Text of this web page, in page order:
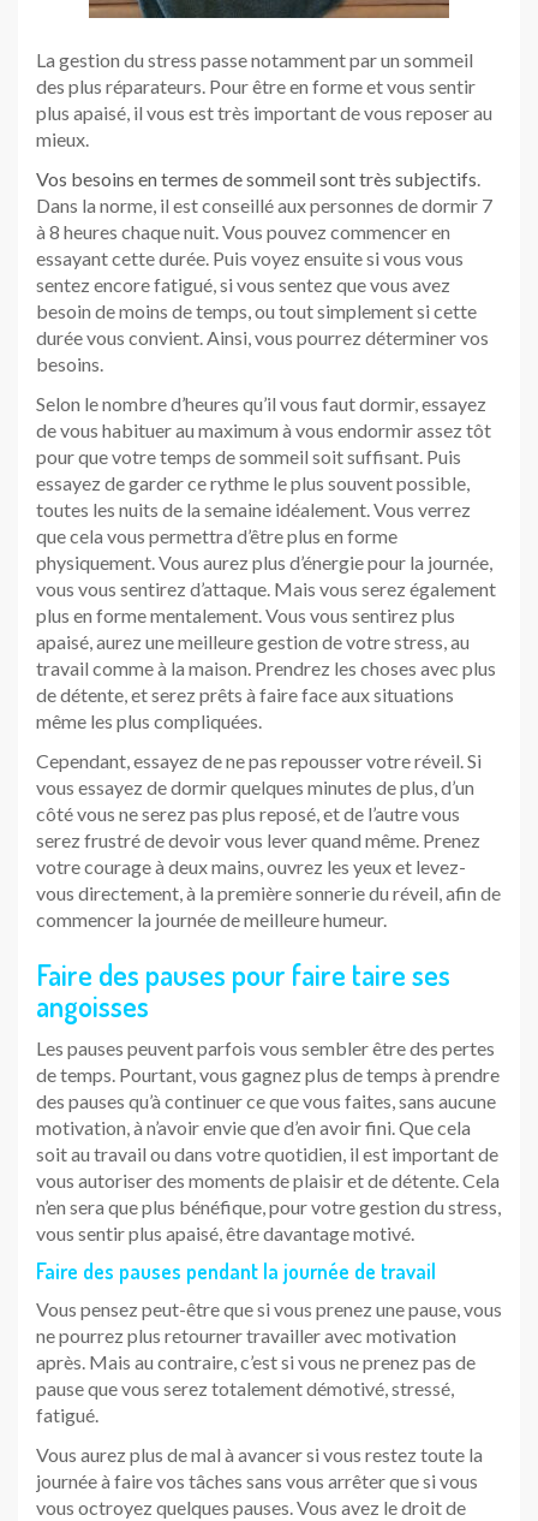
La gestion du stress passe notamment par un sommeil
des plus réparateurs. Pour être en forme et vous sentir
plus apaisé, il vous est très important de vous reposer au
mieux.
Vos besoins en termes de sommeil sont très subjectifs.
Dans la norme, il est conseillé aux personnes de dormir 7
à 8 heures chaque nuit. Vous pouvez commencer en
essayant cette durée. Puis voyez ensuite si vous vous
sentez encore fatigué, si vous sentez que vous avez
besoin de moins de temps, ou tout simplement si cette
durée vous convient. Ainsi, vous pourrez déterminer vos
besoins.
Selon le nombre d’heures qu’il vous faut dormir, essayez
de vous habituer au maximum à vous endormir assez tôt
pour que votre temps de sommeil soit suffisant. Puis
essayez de garder ce rythme le plus souvent possible,
toutes les nuits de la semaine idéalement. Vous verrez
que cela vous permettra d’être plus en forme
physiquement. Vous aurez plus d’énergie pour la journée,
vous vous sentirez d’attaque. Mais vous serez également
plus en forme mentalement. Vous vous sentirez plus
apaisé, aurez une meilleure gestion de votre stress, au
travail comme à la maison. Prendrez les choses avec plus
de détente, et serez prêts à faire face aux situations
même les plus compliquées.
Cependant, essayez de ne pas repousser votre réveil. Si
vous essayez de dormir quelques minutes de plus, d’un
côté vous ne serez pas plus reposé, et de l’autre vous
serez frustré de devoir vous lever quand même. Prenez
votre courage à deux mains, ouvrez les yeux et levez-
vous directement, à la première sonnerie du réveil, afin de
commencer la journée de meilleure humeur.
Faire des pauses pour faire taire ses
angoisses
Les pauses peuvent parfois vous sembler être des pertes
de temps. Pourtant, vous gagnez plus de temps à prendre
des pauses qu’à continuer ce que vous faites, sans aucune
motivation, à n’avoir envie que d’en avoir fini. Que cela
soit au travail ou dans votre quotidien, il est important de
vous autoriser des moments de plaisir et de détente. Cela
n’en sera que plus bénéfique, pour votre gestion du stress,
vous sentir plus apaisé, être davantage motivé.
Faire des pauses pendant la journée de travail
Vous pensez peut-être que si vous prenez une pause, vous
ne pourrez plus retourner travailler avec motivation
après. Mais au contraire, c’est si vous ne prenez pas de
pause que vous serez totalement démotivé, stressé,
fatigué.
Vous aurez plus de mal à avancer si vous restez toute la
journée à faire vos tâches sans vous arrêter que si vous
vous octroyez quelques pauses. Vous avez le droit de